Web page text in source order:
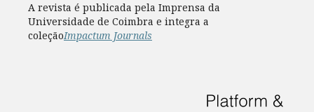
A revista é publicada pela Imprensa da
Universidade de Coimbra e integra a
coleçãoImpactum Journals